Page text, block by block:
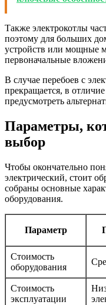
Также электрокотлы
поэтому для больших
устройств или мощные
первоначальные
В случае перебоев с
прекращается, в
предусмотреть
Параметры,
выбор
Чтобы окончательно
электрический, стоит
собраны основные
оборудования.
Параметр
Стоимость
оборудования
Стоимость
эксплуатации